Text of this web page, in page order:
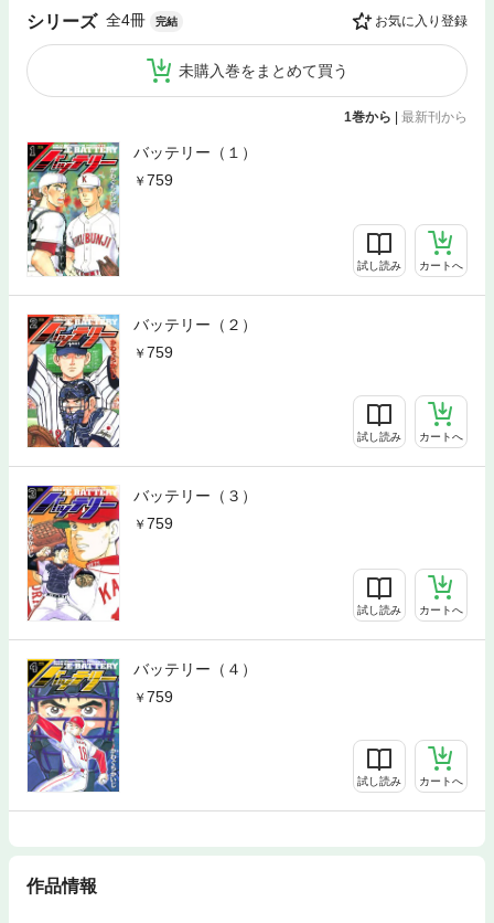
シリーズ 全4冊 完結 お気に入り登録
未購入巻をまとめて買う
1巻から | 最新刊から
バッテリー（１）
759
試し読み カートへ
バッテリー（２）
759
試し読み カートへ
バッテリー（３）
759
試し読み カートへ
バッテリー（４）
759
試し読み カートへ
作品情報